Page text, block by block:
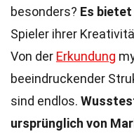
besonders? Es
Spieler ihrer
Von der Erkundung
beeindruckender
sind endlos.
ursprünglich von